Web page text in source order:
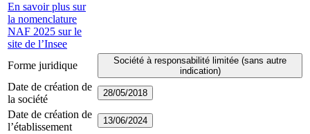
En savoir plus sur
la nomenclature
NAF 2025 sur le
site de l’Insee
Forme juridique
Société à responsabilité limitée (sans autre
indication)
Date de création de
la société
28/05/2018
Date de création de
l’établissement
13/06/2024